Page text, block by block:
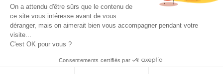
On a attendu d'être sûrs que le contenu de
ce site vous intéresse avant de vous
déranger, mais on aimerait bien vous accompagner pendant votre
visite...
C'est OK pour vous ?
Consentements certifiés par
Voir toutes les collections
Nous suivre